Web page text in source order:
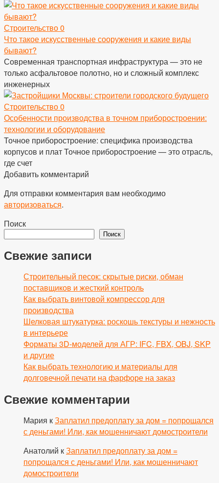
Строительство0
Что такое искусственные сооружения и какие виды
бывают?
Современная транспортная инфраструктура — это не
только асфальтовое полотно, но и сложный комплекс
инженерных
Строительство0
Особенности производства в точном приборостроении:
технологии и оборудование
Точное приборостроение: специфика производства
корпусов и плат Точное приборостроение — это отрасль,
где счет
Добавить комментарий
Для отправки комментария вам необходимо
авторизоваться.
Поиск
Поиск
Свежие записи
Строительный песок: скрытые риски, обман
поставщиков и жесткий контроль
Как выбрать винтовой компрессор для
производства
Шелковая штукатурка: роскошь текстуры и нежность
в интерьере
Форматы 3D-моделей для АГР: IFC, FBX, OBJ, SKP
и другие
Как выбрать технологию и материалы для
долговечной печати на фарфоре на заказ
Свежие комментарии
Мария кЗаплатил предоплату за дом = попрощался
с деньгами! Или, как мошенничают домостроители
Анатолий кЗаплатил предоплату за дом =
попрощался с деньгами! Или, как мошенничают
домостроители